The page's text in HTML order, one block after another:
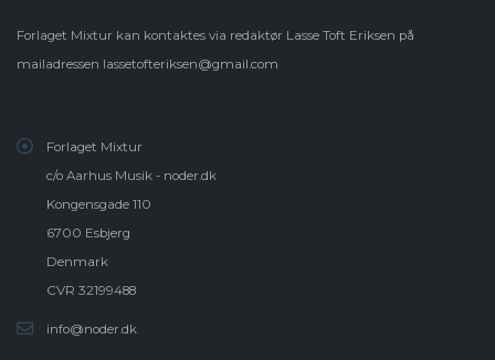
Forlaget Mixtur kan kontaktes via redaktør Lasse Toft Eriksen på
mailadressen lassetofteriksen@gmail.com
Forlaget Mixtur
c/o Aarhus Musik - noder.dk
Kongensgade 110
6700 Esbjerg
Denmark
CVR 32199488
info@noder.dk